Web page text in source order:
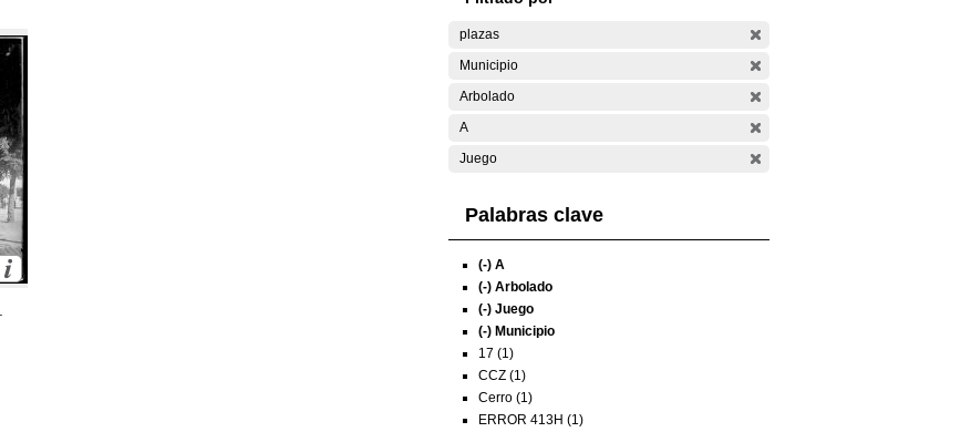
plazas
Municipio
Arbolado
A
Juego
Palabras clave
(-) A
(-) Arbolado
(-) Juego
(-) Municipio
17 (1)
CCZ (1)
Cerro (1)
ERROR 413H (1)